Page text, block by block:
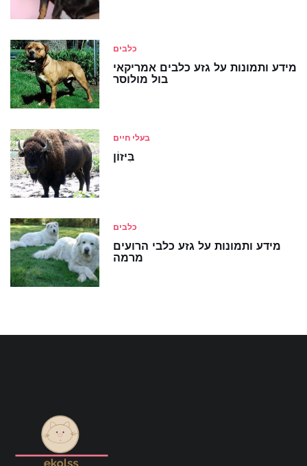
כלבים
מידע ותמונות על גזע כלבים אמריקאי
בול מולוסר
בעלי חיים
בִּיזוֹן
כלבים
מידע ותמונות על גזע כלבי הרועים
מרמה